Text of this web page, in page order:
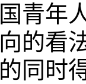
青年
的看
同时